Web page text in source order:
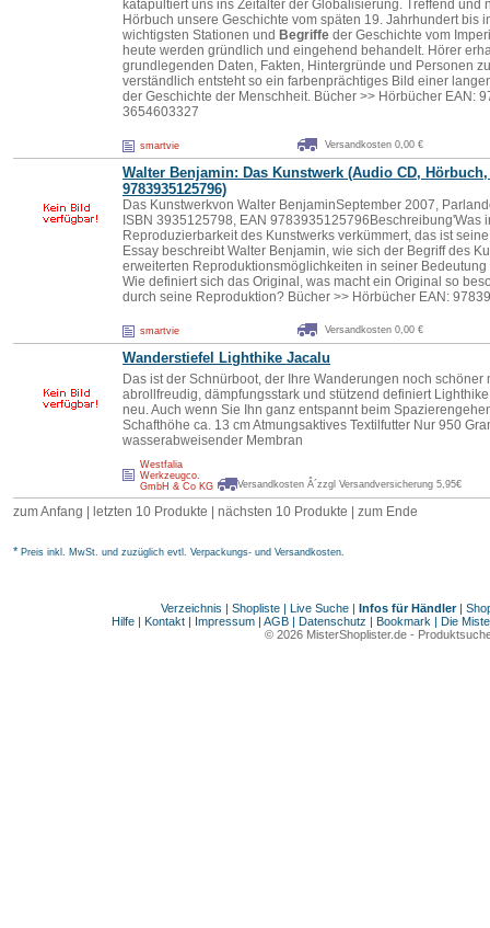
katapultiert uns ins Zeitalter der Globalisierung. Treffend und
Hörbuch unsere Geschichte vom späten 19. Jahrhundert bis
wichtigsten Stationen und Begriffe der Geschichte vom
heute werden gründlich und eingehend behandelt. Hörer
grundlegenden Daten, Fakten, Hintergründe und Personen
verständlich entsteht so ein farbenprächtiges Bild einer
der Geschichte der Menschheit. Bücher >> Hörbücher EAN:
3654603327
smartvie Versandkosten 0,00 €
Walter Benjamin: Das Kunstwerk (Audio CD, Hörbuch,
9783935125796)
Das Kunstwerkvon Walter BenjaminSeptember 2007,
ISBN 3935125798, EAN 9783935125796Beschreibung'Was
Reproduzierbarkeit des Kunstwerks verkümmert, das ist
Essay beschreibt Walter Benjamin, wie sich der Begriff des
erweiterten Reproduktionsmöglichkeiten in seiner
Wie definiert sich das Original, was macht ein Original so
durch seine Reproduktion? Bücher >> Hörbücher EAN:
smartvie Versandkosten 0,00 €
Wanderstiefel Lighthike Jacalu
Das ist der Schnürboot, der Ihre Wanderungen noch schöner
abrollfreudig, dämpfungsstark und stützend definiert
neu. Auch wenn Sie Ihn ganz entspannt beim
Schafthöhe ca. 13 cm Atmungsaktives Textilfutter Nur 950
wasserabweisender Membran
Westfalia
Werkzeugco.
GmbH & Co KG
Versandkosten Â´zzgl Versandversicherung 5,95€
zum Anfang letzten 10 Produkte nächsten 10 Produkte zum Ende
* Preis inkl. MwSt. und zuzüglich evtl. Verpackungs- und Versandkosten.
Verzeichnis | Shopliste| Live Suche| Infos für Händler|
Hilfe | Kontakt | Impressum | AGB | Datenschutz | Bookmark | Die
© 2026 MisterShoplister.de-